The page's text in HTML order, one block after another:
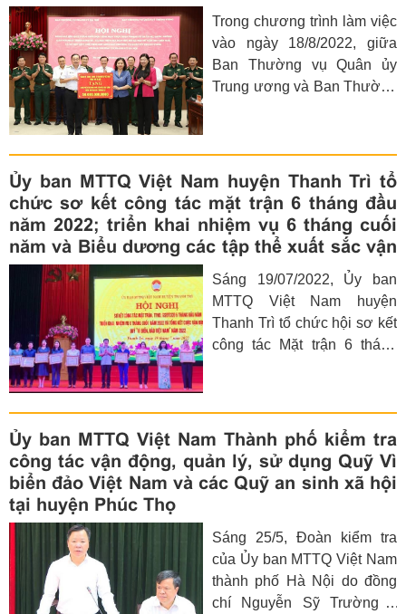
Nam huyện; các ông bà lãnh
đạo các tổ chức chính trị - xã
hội, Ủy viên Ủy ban MTTQ
Việt Nam huyện, Chủ tịch
Trong chương trình làm việc
vào ngày 18/8/2022, giữa
Ban Thường vụ Quân ủy
Trung ương và Ban Thường
viên TW Đảng, Phó Bí thư
Thường trực Thành ủy,
đồng chí Nguyễn Lan
Hương - Ủy viên Ban
Thường vụ Thành ủy, Chủ
tịch Ủy ban MTTQ Việt Nam
thành phố Hà Nội đã thay
mặt Đảng bộ chính quyền và
Nhân dân Thủ đô bàn giao
kinh phí hỗ trợ xây dựng nhà
Ủy ban MTTQ Việt Nam huyện Thanh Trì tổ
chức sơ kết công tác mặt trận 6 tháng đầu
năm 2022; triển khai nhiệm vụ 6 tháng cuối
năm và Biểu dương các tập thể xuất sắc vận
động Quỹ “Vì Biển, đảo Việt Nam” năm 2022
Sáng 19/07/2022, Ủy ban
MTTQ Việt Nam huyện
Thanh Trì tổ chức hội sơ kết
công tác Mặt trận 6 tháng
Biểu dương 25 tập thể có
thành tích xuất sắc hưởng
ứng vận động ủng hộ Quỹ
“Vì Biển, đảo Việt Nam” năm
Ủy ban MTTQ Việt Nam Thành phố kiểm tra
công tác vận động, quản lý, sử dụng Quỹ Vì
biển đảo Việt Nam và các Quỹ an sinh xã hội
tại huyện Phúc Thọ
Sáng 25/5, Đoàn kiểm tra
của Ủy ban MTTQ Việt Nam
thành phố Hà Nội do đồng
chí Nguyễn Sỹ Trường –